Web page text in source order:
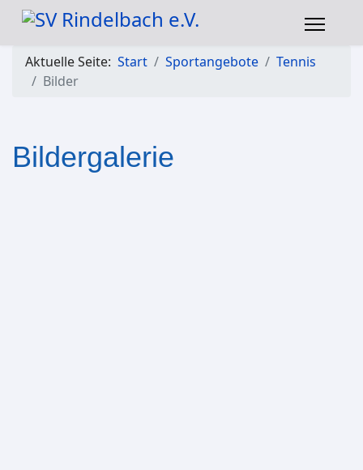
Aktuelle Seite: Start Sportangebote
Tennis
Bilder
Bildergalerie